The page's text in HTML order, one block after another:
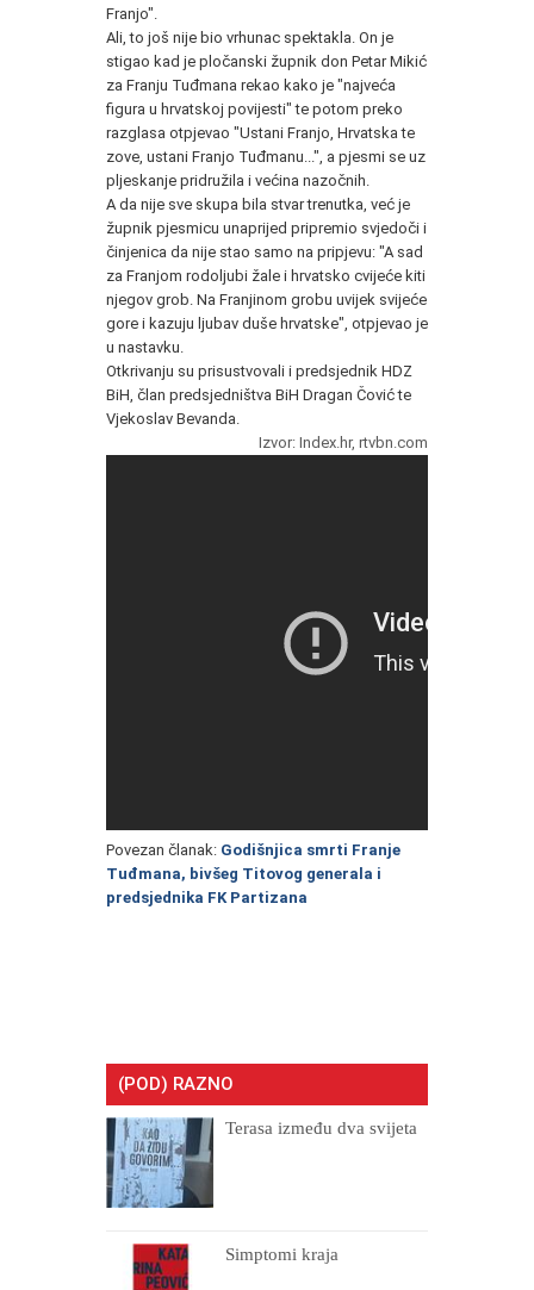
Franjo".
Ali, to još nije bio vrhunac spektakla. On je
stigao kad je pločanski župnik don Petar Mikić
za Franju Tuđmana rekao kako je "najveća
figura u hrvatskoj povijesti" te potom preko
razglasa otpjevao "Ustani Franjo, Hrvatska te
zove, ustani Franjo Tuđmanu...", a pjesmi se uz
pljeskanje pridružila i većina nazočnih.
A da nije sve skupa bila stvar trenutka, već je
župnik pjesmicu unaprijed pripremio svjedoči i
činjenica da nije stao samo na pripjevu: "A sad
za Franjom rodoljubi žale i hrvatsko cvijeće kiti
njegov grob. Na Franjinom grobu uvijek svijeće
gore i kazuju ljubav duše hrvatske", otpjevao je
u nastavku.
Otkrivanju su prisustvovali i predsjednik HDZ
BiH, član predsjedništva BiH Dragan Čović te
Vjekoslav Bevanda.
Izvor: Index.hr, rtvbn.com
Povezan članak: Godišnjica smrti Franje
Tuđmana, bivšeg Titovog generala i
predsjednika FK Partizana
(POD) RAZNO
Terasa između dva svijeta
Simptomi kraja